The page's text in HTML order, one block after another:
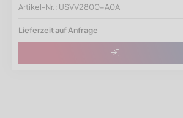
Artikel-Nr.: USVV2800-A0A
Lieferzeit auf Anfrage